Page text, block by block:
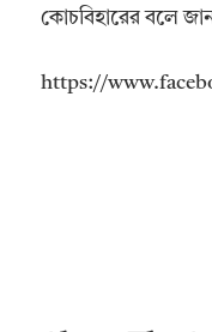
কোচবিহারের বলে
https://